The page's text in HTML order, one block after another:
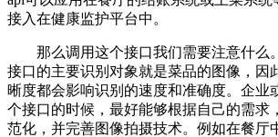
接入在健康监护平台中。
那么调用这个接口我们需要注意什么
接口的主要识别对象就是菜品的图像，因
晰度都会影响识别的速度和准确度。企业
个接口的时候，最好能够根据自己的需求
范化，并完善图像拍摄技术。例如在餐厅